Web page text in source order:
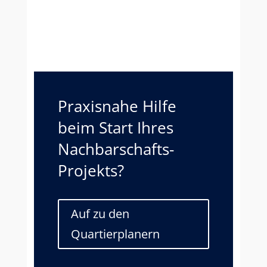
Praxisnahe Hilfe
beim Start Ihres
Nachbarschafts-
Projekts?
Auf zu den
Quartierplanern